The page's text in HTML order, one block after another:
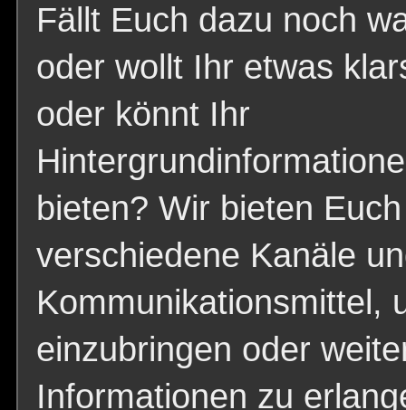
Fällt Euch dazu noch
oder wollt Ihr etwas
oder könnt Ihr
bieten? Wir bieten Euch
verschiedene Kanäle
Kommunikationsmittel,
einzubringen oder
Informationen zu